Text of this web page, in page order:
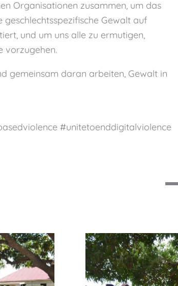
Organisationen zusammen, um das
geschlechtsspezifische Gewalt auf
und um uns alle zu ermutigen,
vorzugehen.
gemeinsam daran arbeiten, Gewalt in
#unitetoenddigitalviolence